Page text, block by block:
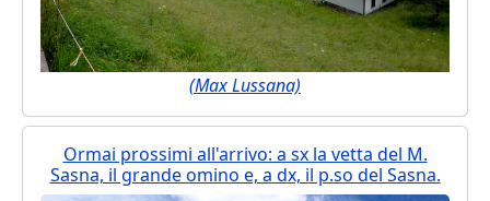
(Max Lussana)
Ormai prossimi all'arrivo: a sx la vetta del M.
Sasna, il grande omino e, a dx, il p.so del Sasna.